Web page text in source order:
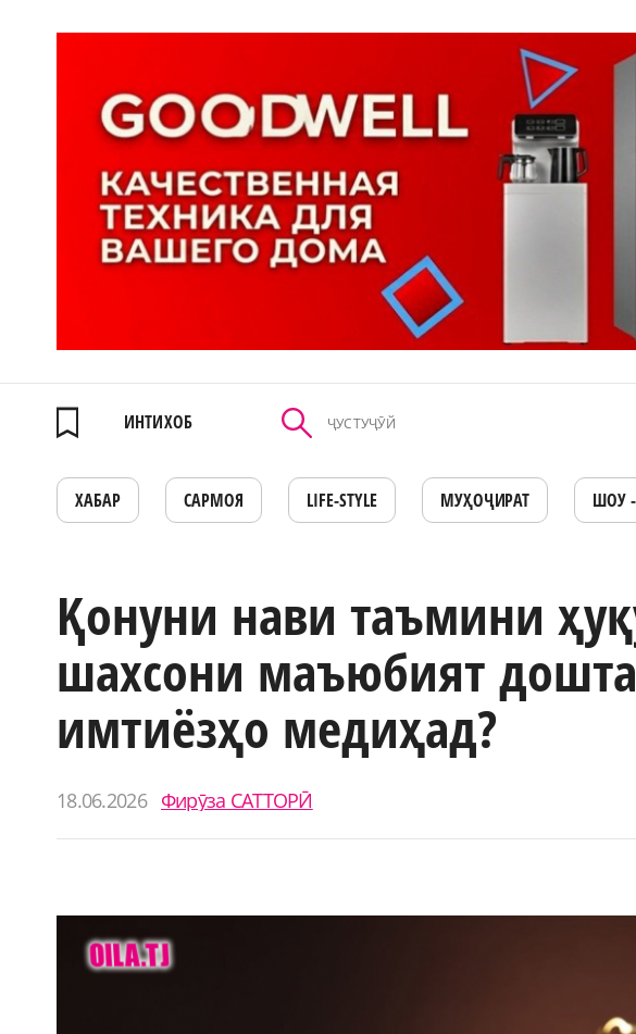
ИНТИХОБ
ХАБАР САРМОЯ LIFE-STYLE МУҲОҶИРАТ ШОУ
Қонуни нави таъмини
шахсони маъюбият
имтиёзҳо медиҳад?
18.06.2026 Фирӯза САТТОРӢ